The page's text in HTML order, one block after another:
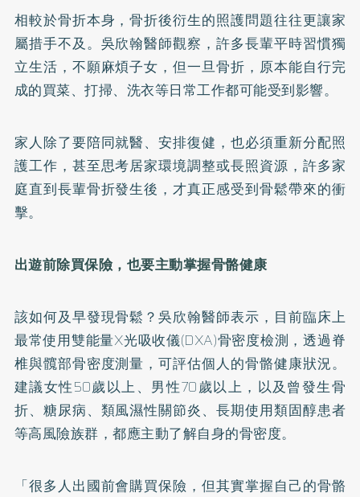
相較於骨折本身，骨折後衍生的照護問題往往更讓家
屬措手不及。吳欣翰醫師觀察，許多長輩平時習慣獨
立生活，不願麻煩子女，但一旦骨折，原本能自行完
成的買菜、打掃、洗衣等日常工作都可能受到影響。
家人除了要陪同就醫、安排復健，也必須重新分配照
護工作，甚至思考居家環境調整或長照資源，許多家
庭直到長輩骨折發生後，才真正感受到骨鬆帶來的衝
擊。
出遊前除買保險，也要主動掌握骨骼健康
該如何及早發現骨鬆？吳欣翰醫師表示，目前臨床上
最常使用雙能量X光吸收儀(DXA)骨密度檢測，透過脊
椎與髖部骨密度測量，可評估個人的骨骼健康狀況。
建議女性50歲以上、男性70歲以上，以及曾發生骨
折、糖尿病、類風濕性關節炎、長期使用類固醇患者
等高風險族群，都應主動了解自身的骨密度。
「很多人出國前會購買保險，但其實掌握自己的骨骼